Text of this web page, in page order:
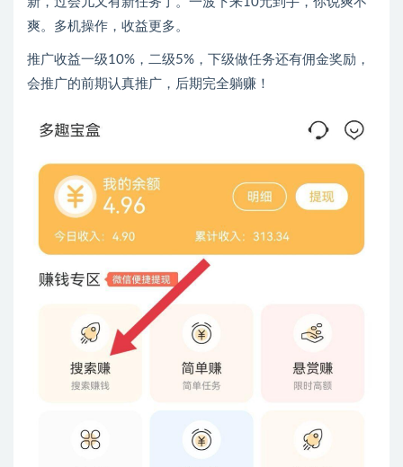
爽。多机操作，收益更多。
推广收益一级10%，二级5%，下级做任务还有佣金奖励，
会推广的前期认真推广，后期完全躺赚！